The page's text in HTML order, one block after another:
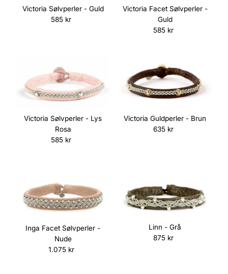
Victoria Sølvperler - Guld
Normalpris
585 kr
Victoria Facet Sølvperler -
Guld
Normalpris
585 kr
Victoria Sølvperler - Lys
Rosa
Normalpris
585 kr
Victoria Guldperler - Brun
Normalpris
635 kr
Inga Facet Sølvperler -
Nude
Normalpris
1.075 kr
Linn - Grå
Normalpris
875 kr